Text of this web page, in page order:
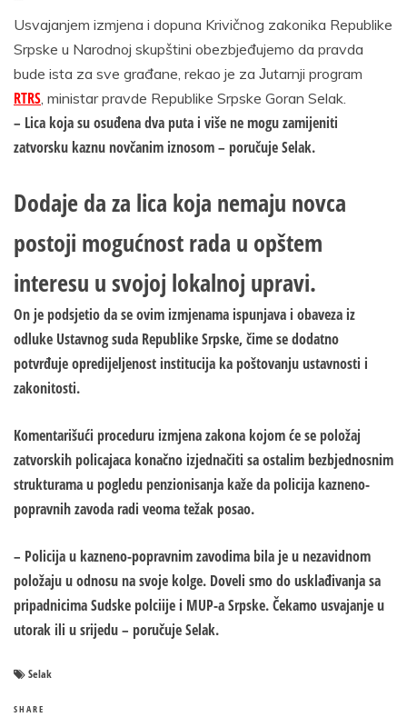
Usvajanjem izmjena i dopuna Krivičnog zakonika Republike
Srpske u Narodnoj skupštini obezbjeđujemo da pravda
bude ista za sve građane, rekao je za Јutarnji program
RTRS, ministar pravde Republike Srpske Goran Selak.
– Lica koja su osuđena dva puta i više ne mogu zamijeniti
zatvorsku kaznu novčanim iznosom – poručuje Selak.
Dodaje da za lica koja nemaju novca
postoji mogućnost rada u opštem
interesu u svojoj lokalnoj upravi.
On je podsjetio da se ovim izmjenama ispunjava i obaveza iz
odluke Ustavnog suda Republike Srpske, čime se dodatno
potvrđuje opredijeljenost institucija ka poštovanju ustavnosti i
zakonitosti.
Komentarišući proceduru izmjena zakona kojom će se položaj
zatvorskih policajaca konačno izjednačiti sa ostalim bezbjednosnim
strukturama u pogledu penzionisanja kaže da policija kazneno-
popravnih zavoda radi veoma težak posao.
– Policija u kazneno-popravnim zavodima bila je u nezavidnom
položaju u odnosu na svoje kolge. Doveli smo do usklađivanja sa
pripadnicima Sudske polciije i MUP-a Srpske. Čekamo usvajanje u
utorak ili u srijedu – poručuje Selak.
Selak
SHARE